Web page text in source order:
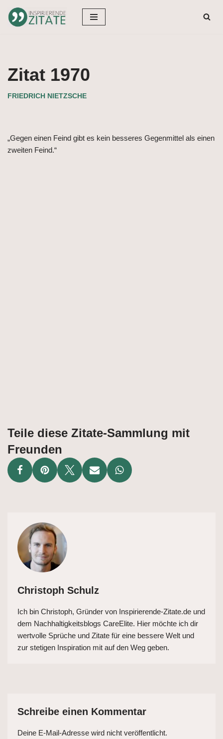
Zum
Zitat 1970
FRIEDRICH NIETZSCHE
„Gegen einen Feind gibt es kein besseres Gegenmittel als einen
zweiten Feind.“
Teile diese Zitate-Sammlung mit
Freunden
Christoph Schulz
Ich bin Christoph, Gründer von Inspirierende-Zitate.de und
dem Nachhaltigkeitsblogs CareElite. Hier möchte ich dir
wertvolle Sprüche und Zitate für eine bessere Welt und
zur stetigen Inspiration mit auf den Weg geben.
Schreibe einen Kommentar
Deine E-Mail-Adresse wird nicht veröffentlicht.